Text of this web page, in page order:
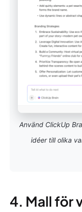
Använd ClickUp
idéer till olika
4. Mall för